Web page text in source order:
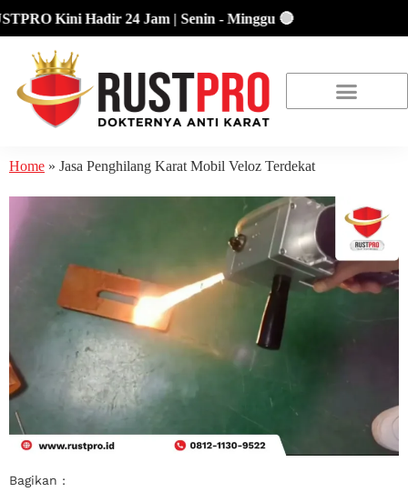
Kini Hadir 24 Jam | Senin - Minggu 🔴
Home » Jasa Penghilang Karat Mobil Veloz Terdekat
Bagikan :